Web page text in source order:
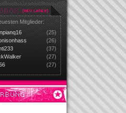
Mitglieder:
(25)
(26)
(37)
(27)
(27)